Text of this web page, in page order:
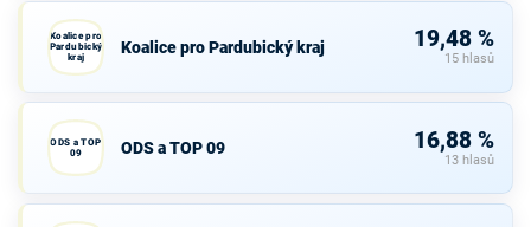
Koalice pro
Pardubický
kraj
Koalice pro Pardubický kraj 19,48 %
15 hlasů
ODS a TOP
09
ODS a TOP 09 16,88 %
13 hlasů